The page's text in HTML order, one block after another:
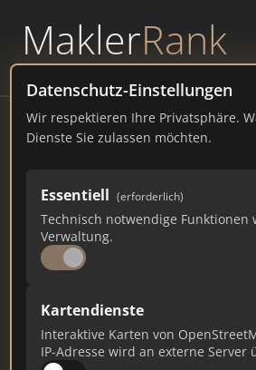
MaklerRank
powered byWAVEPOINT
Datenschutz-Einstellungen
Wir respektieren Ihre Privatsphäre.
Dienste Sie zulassen möchten.
Essentiell (erforderlich)
Technisch notwendige Funktionen
Verwaltung.
Kartendienste
Interaktive Karten von
IP-Adresse wird an externe Server
IMMONAD GmbH -
immonad.de
511
Ist das Ihr Unternehmen?